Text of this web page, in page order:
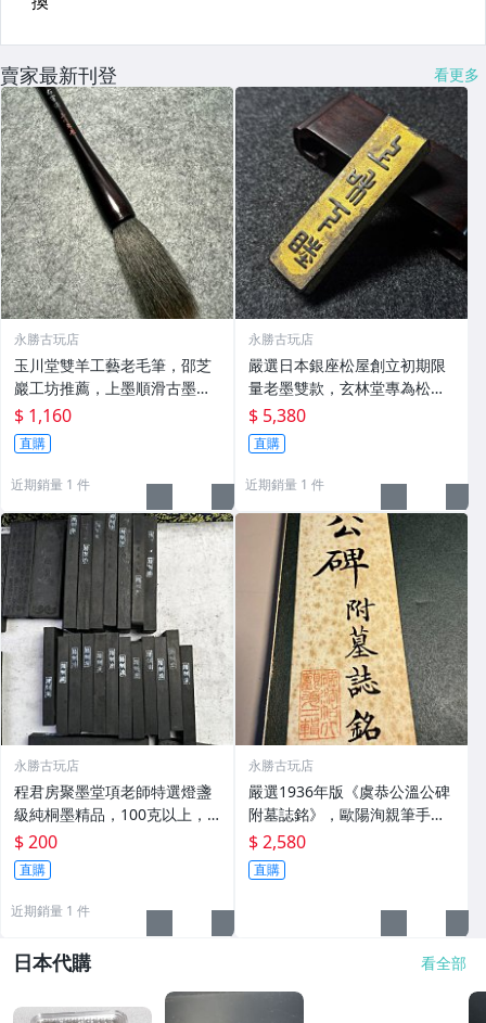
賣家最新刊登 看更多
永勝古玩店
玉川堂雙羊工藝老毛筆，邵芝
巖工坊推薦，上墨順滑古墨專
用 老墨 冬青 老筆
$ 1,160
直購
近期銷量 1 件
永勝古玩店
嚴選日本銀座松屋創立初期限
量老墨雙款，玄林堂專為松屋
打造，重量22.5g，適合收藏
及品味民國時期古雅文化 文房
用具 民國古墨 收藏文玩
$ 5,380
直購
近期銷量 1 件
永勝古玩店
程君房聚墨堂項老師特選燈盞
級純桐墨精品，100克以上，
檀香墨質細膩黑亮 藍紫光放 檢
驗嚴選推薦 燈盞級墨 放藍紫光
檢驗嚴選
$ 200
直購
近期銷量 1 件
永勝古玩店
嚴選1936年版《虞恭公溫公碑
附墓誌銘》，歐陽洵親筆手
跡，典藏歷史與書法珍品 唐史
研究 碑刻藝術 田中和市版
$ 2,580
直購
日本代購 看全部